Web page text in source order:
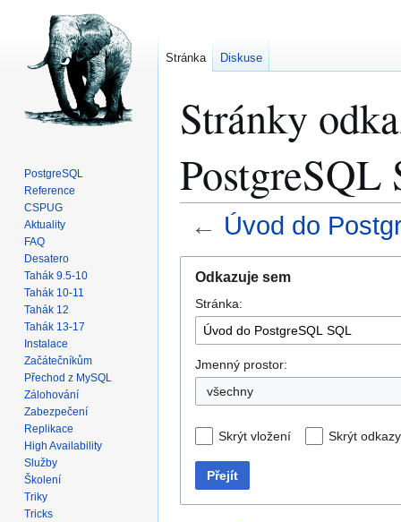
Stránky
PostgreSQL
← Úvod do
navigaci
vyhledávání
Odkazuje sem
Stránka:
Jmenný prostor:
všechny
Skrýt vložení Skrýt odkazy
Přejít
Stránka Diskuse
PostgreSQL
Reference
CSPUG
Aktuality
FAQ
Desatero
Tahák 9.5-10
Tahák 10-11
Tahák 12
Tahák 13-17
Instalace
Začátečníkům
Přechod z MySQL
Zálohování
Zabezpečení
Replikace
High Availability
Služby
Školení
Triky
Tricks